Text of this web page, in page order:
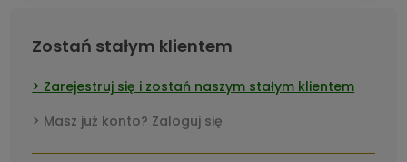
Zostań stałym klientem
Zarejestruj się i zostań naszym stałym klientem
Masz już konto? Zaloguj się